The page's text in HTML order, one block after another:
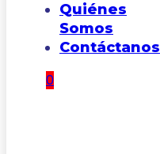
Quiénes
Somos
Contáctanos
0